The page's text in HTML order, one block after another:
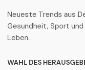
Neueste Trends aus
Gesundheit, Sport und
Leben.
WAHL DES